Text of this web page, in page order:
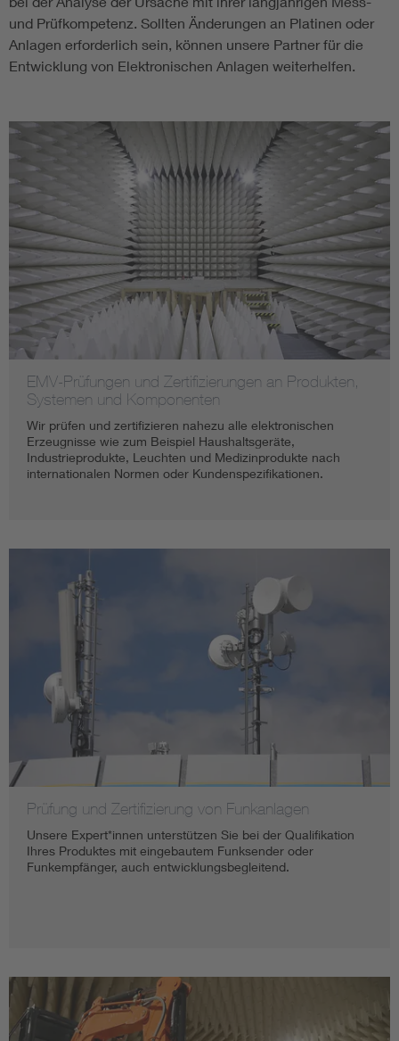
und Prüfkompetenz. Sollten Änderungen an Platinen oder
Anlagen erforderlich sein, können unsere Partner für die
Entwicklung von Elektronischen Anlagen weiterhelfen.
EMV-Prüfungen und Zertifizierungen an Produkten,
Systemen und Komponenten
Wir prüfen und zertifizieren nahezu alle elektronischen
Erzeugnisse wie zum Beispiel Haushaltsgeräte,
Industrieprodukte, Leuchten und Medizinprodukte nach
internationalen Normen oder Kundenspezifikationen.
Prüfung und Zertifizierung von Funkanlagen
Unsere Expert*innen unterstützen Sie bei der Qualifikation
Ihres Produktes mit eingebautem Funksender oder
Funkempfänger, auch entwicklungsbegleitend.